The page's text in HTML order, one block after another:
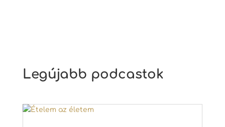
Legújabb podcastok